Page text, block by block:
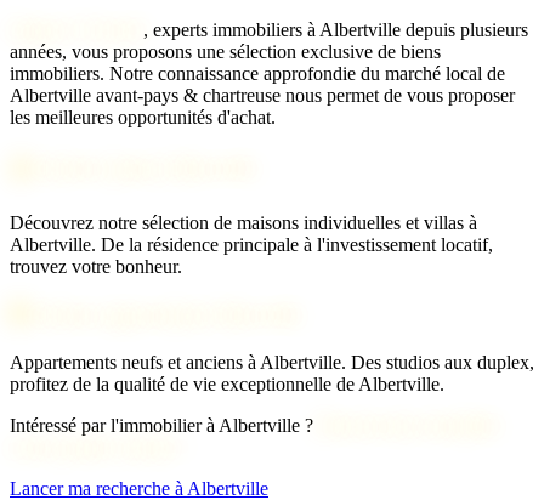
, experts immobiliers à Albertville depuis plusieurs
années, vous proposons une sélection exclusive de biens
immobiliers. Notre connaissance approfondie du marché local de
Albertville avant-pays & chartreuse nous permet de vous proposer
les meilleures opportunités d'achat.
Découvrez notre sélection de maisons individuelles et villas à
Albertville. De la résidence principale à l'investissement locatif,
trouvez votre bonheur.
Appartements neufs et anciens à Albertville. Des studios aux duplex,
profitez de la qualité de vie exceptionnelle de Albertville.
Intéressé par l'immobilier à Albertville ?
Lancer ma recherche à Albertville